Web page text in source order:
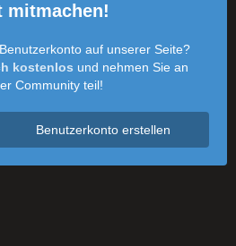
mitmachen!
auf unserer Seite?
kostenlos und nehmen Sie an
Community teil!
Benutzerkonto erstellen